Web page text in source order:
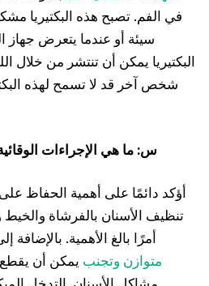
في الفم. تصبح هذه البكتيريا
سيئة أو عندما يتعرض جهاز
البكتيريا يمكن أن تنتشر من خلال
شخص آخر قد لا تسمح لهذه
س: ما هي الإجراءات
تنظيف الأسنان بالفرشاة والخيط
أمرًا بالغ الأهمية. بالإضافة
متوازن وتجنب يمكن أن يقطع